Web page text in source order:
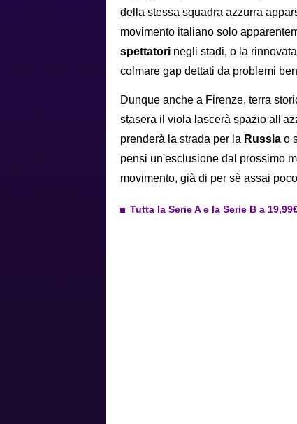
della stessa squadra azzurra
movimento italiano solo
spettatori negli stadi, o la rinnovata
colmare gap dettati da problemi
Dunque anche a Firenze, terra
stasera il viola lascerà spazio
prenderà la strada per la Russia o
pensi un'esclusione dal prossimo
movimento, già di per sè assai
Tutta la Serie A e la Serie B a